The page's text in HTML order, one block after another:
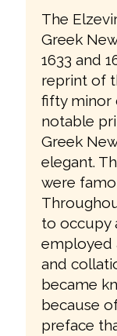
The
Greek
1633 and
reprint of
fifty minor
notable
Greek
elegant.
were
to occupy
employed
and
became
because
preface